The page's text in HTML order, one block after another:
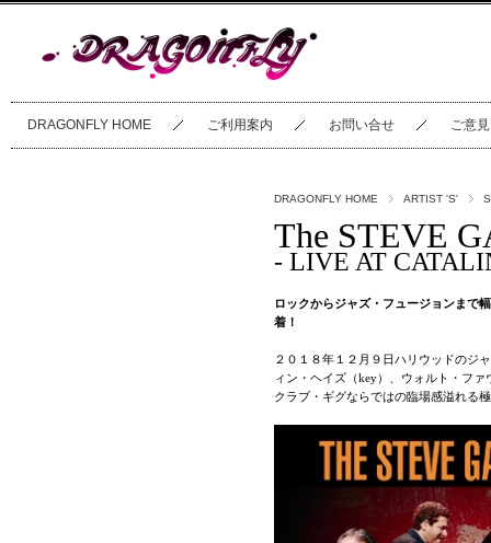
DRAGONFLY HOME ご利用案内 お問い合せ ご意見
DRAGONFLY HOME ARTIST 'S'
The STEVE
- LIVE AT
ロックからジャズ・フュージョンまで
着！
２０１８年１２月９日ハリウッドのジ
ィン・ヘイズ（key）、ウォルト・フ
クラブ・ギグならではの臨場感溢れる